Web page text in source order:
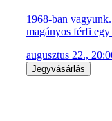
1968-ban
magányos férfi egy
augusztus 22.,
Jegyvásárlás